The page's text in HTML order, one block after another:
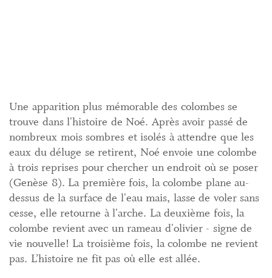
Une apparition plus mémorable des colombes se
trouve dans l'histoire de Noé. Après avoir passé de
nombreux mois sombres et isolés à attendre que les
eaux du déluge se retirent, Noé envoie une colombe
à trois reprises pour chercher un endroit où se poser
(Genèse 8). La première fois, la colombe plane au-
dessus de la surface de l'eau mais, lasse de voler sans
cesse, elle retourne à l'arche. La deuxième fois, la
colombe revient avec un rameau d'olivier - signe de
vie nouvelle! La troisième fois, la colombe ne revient
pas. L’histoire ne fit pas où elle est allée.